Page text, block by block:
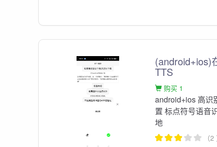
(android+ios)
TTS
购买 1
android+ios 高识
置 标点符号语音
地
（